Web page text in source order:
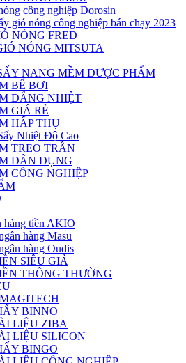
công nghiệp Dorosin
gió nóng công nghiệp bán chạy 2023
NÓNG FRED
NÓNG MITSUTA
NANG MỀM DƯỢC PHẨM
BỂ BƠI
ĐẲNG NHIỆT
GIÁ RẺ
HẤP THỤ
Nhiệt Độ Cao
TREO TRẦN
DÂN DỤNG
CÔNG NGHIỆP
hàng tiền AKIO
hàng Masu
hàng Oudis
SIÊU GIẢ
THÔNG THƯỜNG
BINNO
LIỆU ZIBA
LIỆU SILICON
BINGO